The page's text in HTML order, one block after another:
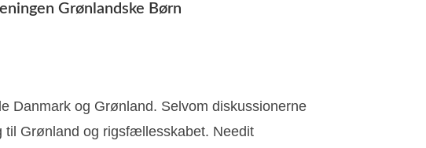
Grønlandske Børn
Danmark og Grønland. Selvom diskussionerne
til Grønland og rigsfællesskabet. Needit